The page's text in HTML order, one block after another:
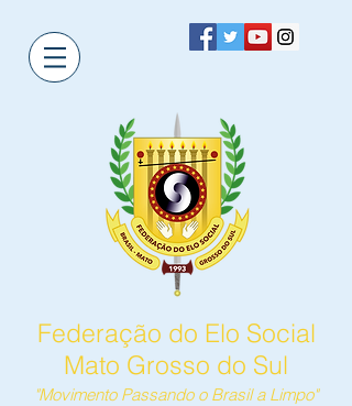
Federação do Elo Social
Mato Grosso do Sul
"Movimento Passando o Brasil a Limpo"